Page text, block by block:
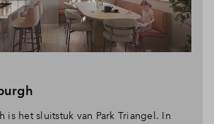
is het sluitstuk van Park Triangel. In